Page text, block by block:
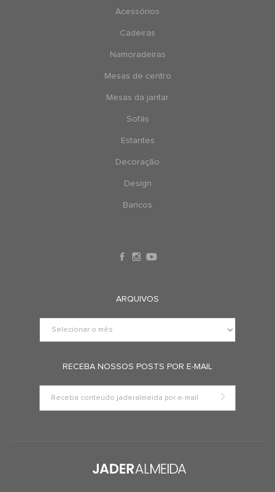
Acessórios
Cadeiras
Namoradeiras
Mesas de centro
Mesas da jantar
Sofás
Estantes
Decoração
Design
Bancos
ARQUIVOS
RECEBA NOSSOS POSTS POR E-MAIL